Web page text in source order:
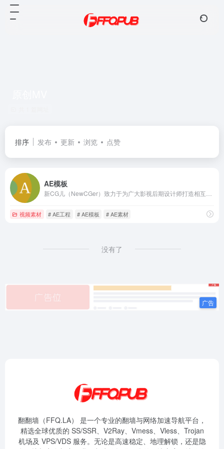
排序 发布 更新 浏览 点赞
AE模板
视频素材 # AE工程 # AE模板 # AE素材
没有了
翻翻墙（FFQ.LA） 是一个专业的翻墙与网络加速导航平台，
精选全球优质的 SS/SSR、V2Ray、Vmess、Vless、Trojan
机场及 VPS/VDS 服务。无论是高速稳定、地理解锁，还是隐